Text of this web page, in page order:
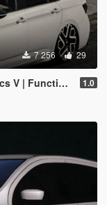
7 256 29
Sunroof] 1.0